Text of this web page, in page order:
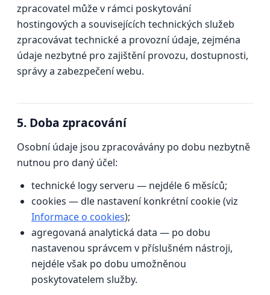
zpracovatel může v rámci poskytování
hostingových a souvisejících technických služeb
zpracovávat technické a provozní údaje, zejména
údaje nezbytné pro zajištění provozu, dostupnosti,
správy a zabezpečení webu.
5. Doba zpracování
Osobní údaje jsou zpracovávány po dobu nezbytně
nutnou pro daný účel:
technické logy serveru — nejdéle 6 měsíců;
cookies — dle nastavení konkrétní cookie (viz
Informace o cookies);
agregovaná analytická data — po dobu
nastavenou správcem v příslušném nástroji,
nejdéle však po dobu umožněnou
poskytovatelem služby.